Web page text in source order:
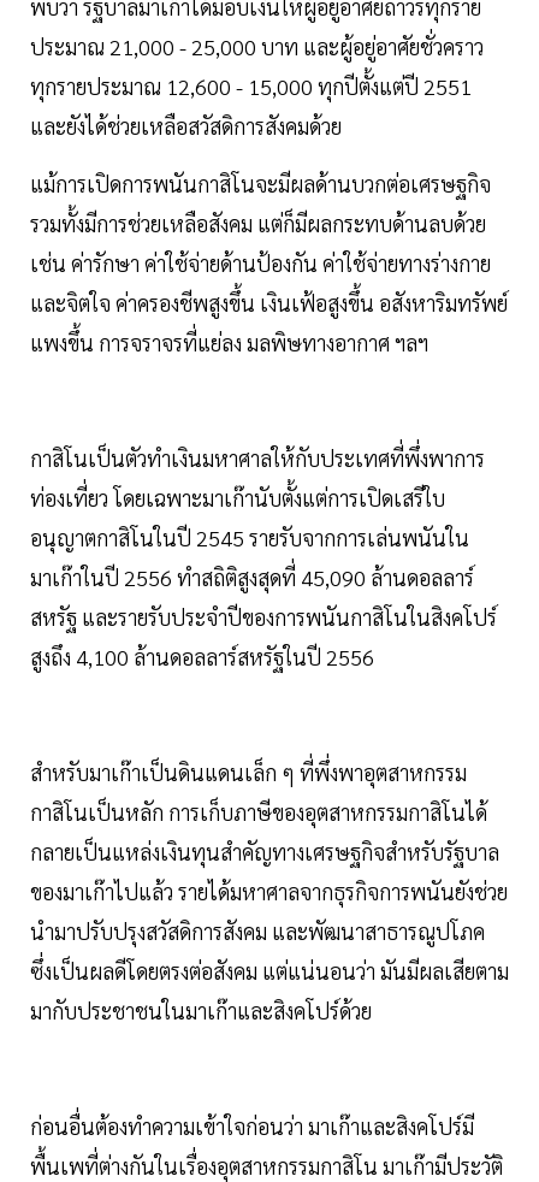
พบว่า รัฐบาลมาเก๊าได้มอบเงินให้ผู้อยู่อาศัยถาวรทุกราย
ประมาณ 21,000 - 25,000 บาท และผู้อยู่อาศัยชั่วคราว
ทุกรายประมาณ 12,600 - 15,000 ทุกปีตั้งแต่ปี 2551
และยังได้ช่วยเหลือสวัสดิการสังคมด้วย
แม้การเปิดการพนันกาสิโนจะมีผลด้านบวกต่อเศรษฐกิจ
รวมทั้งมีการช่วยเหลือสังคม แต่ก็มีผลกระทบด้านลบด้วย
เช่น ค่ารักษา ค่าใช้จ่ายด้านป้องกัน ค่าใช้จ่ายทางร่างกาย
และจิตใจ ค่าครองชีพสูงขึ้น เงินเฟ้อสูงขึ้น อสังหาริมทรัพย์
แพงขึ้น การจราจรที่แย่ลง มลพิษทางอากาศ ฯลฯ
กาสิโนเป็นตัวทำเงินมหาศาลให้กับประเทศที่พึ่งพาการ
ท่องเที่ยว โดยเฉพาะมาเก๊านับตั้งแต่การเปิดเสรีใบ
อนุญาตกาสิโนในปี 2545 รายรับจากการเล่นพนันใน
มาเก๊าในปี 2556 ทำสถิติสูงสุดที่ 45,090 ล้านดอลลาร์
สหรัฐ และรายรับประจำปีของการพนันกาสิโนในสิงคโปร์
สูงถึง 4,100 ล้านดอลลาร์สหรัฐในปี 2556
สำหรับมาเก๊าเป็นดินแดนเล็ก ๆ ที่พึ่งพาอุตสาหกรรม
กาสิโนเป็นหลัก การเก็บภาษีของอุตสาหกรรมกาสิโนได้
กลายเป็นแหล่งเงินทุนสำคัญทางเศรษฐกิจสำหรับรัฐบาล
ของมาเก๊าไปแล้ว รายได้มหาศาลจากธุรกิจการพนันยังช่วย
นำมาปรับปรุงสวัสดิการสังคม และพัฒนาสาธารณูปโภค
ซึ่งเป็นผลดีโดยตรงต่อสังคม แต่แน่นอนว่า มันมีผลเสียตาม
มากับประชาชนในมาเก๊าและสิงคโปร์ด้วย
ก่อนอื่นต้องทำความเข้าใจก่อนว่า มาเก๊าและสิงคโปร์มี
พื้นเพที่ต่างกันในเรื่องอุตสาหกรรมกาสิโน มาเก๊ามีประวัติ